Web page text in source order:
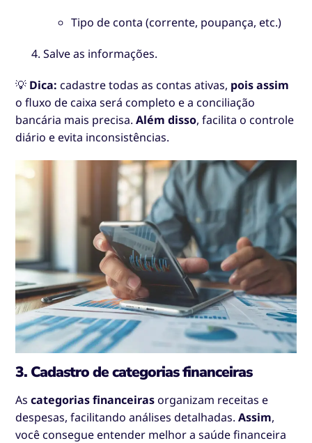
Tipo de conta (corrente, poupança, etc.)
Salve as informações.
💡 Dica: cadastre todas as contas ativas, pois assim
o fluxo de caixa será completo e a conciliação
bancária mais precisa.Além disso, facilita o controle
diário e evita inconsistências.
3. Cadastro de categorias financeiras
Ascategorias financeirasorganizam receitas e
despesas, facilitando análises detalhadas.Assim,
você consegue entender melhor a saúde financeira